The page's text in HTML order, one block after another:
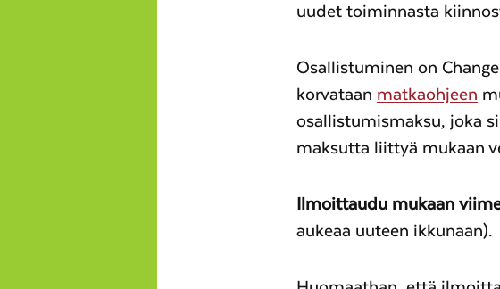
uudet toiminnasta
Osallistuminen on
korvataan matkaohjeen
osallistumismaksu, joka
maksutta liittyä mukaan
Ilmoittaudu mukaan
aukeaa uuteen ikkunaan).